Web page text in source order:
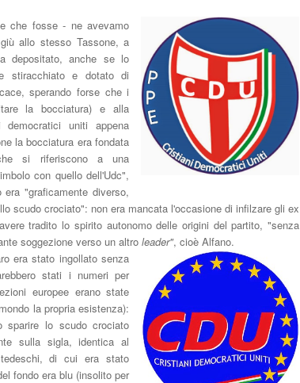
che fosse - ne avevamo
allo stesso Tassone, a
depositato, anche se lo
stiracchiato e dotato di
sperando forse che i
la bocciatura) e alla
democratici uniti appena
la bocciatura era fondata
si riferiscono a una
con quello dell'Udc",
"graficamente diverso,
scudo crociato": non era mancata l'occasione di infilzare gli ex
tradito lo spirito autonomo delle origini del partito, "senza
soggezione verso un altro leader", cioè Alfano.
era stato ingollato senza
stati i numeri per
europee erano state
la propria esistenza):
sparire lo scudo crociato
sulla sigla, identica al
di cui era stato
fondo era blu (insolito per